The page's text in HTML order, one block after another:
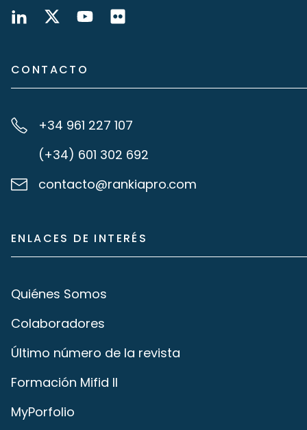
CONTACTO
+34 961 227 107
(+34) 601 302 692
contacto@rankiapro.com
ENLACES DE INTERÉS
Quiénes Somos
Colaboradores
Último número de la revista
Formación Mifid II
MyPorfolio